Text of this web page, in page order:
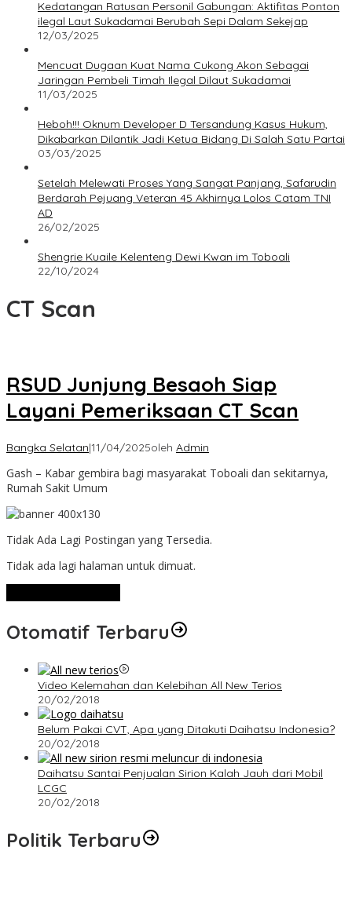
Kedatangan Ratusan Personil Gabungan: Aktifitas Ponton
ilegal Laut Sukadamai Berubah Sepi Dalam Sekejap
12/03/2025
Mencuat Dugaan Kuat Nama Cukong Akon Sebagai
Jaringan Pembeli Timah Ilegal Dilaut Sukadamai
11/03/2025
Heboh!!! Oknum Developer D Tersandung Kasus Hukum,
Dikabarkan Dilantik Jadi Ketua Bidang Di Salah Satu Partai
03/03/2025
Setelah Melewati Proses Yang Sangat Panjang, Safarudin
Berdarah Pejuang Veteran 45 Akhirnya Lolos Catam TNI
AD
26/02/2025
Shengrie Kuaile Kelenteng Dewi Kwan im Toboali
22/10/2024
CT Scan
RSUD Junjung Besaoh Siap
Layani Pemeriksaan CT Scan
Bangka Selatan|11/04/2025oleh Admin
Gash – Kabar gembira bagi masyarakat Toboali dan sekitarnya,
Rumah Sakit Umum
Tidak Ada Lagi Postingan yang Tersedia.
Tidak ada lagi halaman untuk dimuat.
Otomatif Terbaru
Video Kelemahan dan Kelebihan All New Terios
20/02/2018
Belum Pakai CVT, Apa yang Ditakuti Daihatsu Indonesia?
20/02/2018
Daihatsu Santai Penjualan Sirion Kalah Jauh dari Mobil
LCGC
20/02/2018
Politik Terbaru